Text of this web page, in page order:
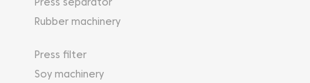
Press separator
Rubber machinery
Press filter
Soy machinery